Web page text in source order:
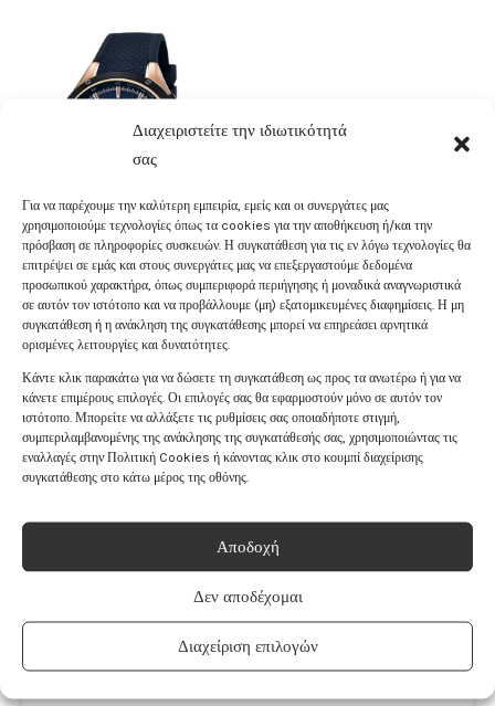
Διαχειριστείτε την ιδιωτικότητά
σας
Για να παρέχουμε την καλύτερη εμπειρία, εμείς και οι συνεργάτες μας
χρησιμοποιούμε τεχνολογίες όπως τα cookies για την αποθήκευση ή/και την
πρόσβαση σε πληροφορίες συσκευών. Η συγκατάθεση για τις εν λόγω τεχνολογίες θα
επιτρέψει σε εμάς και στους συνεργάτες μας να επεξεργαστούμε δεδομένα
προσωπικού χαρακτήρα, όπως συμπεριφορά περιήγησης ή μοναδικά αναγνωριστικά
σε αυτόν τον ιστότοπο και να προβάλλουμε (μη) εξατομικευμένες διαφημίσεις. Η μη
συγκατάθεση ή η ανάκληση της συγκατάθεσης μπορεί να επηρεάσει αρνητικά
ορισμένες λειτουργίες και δυνατότητες.
Κάντε κλικ παρακάτω για να δώσετε τη συγκατάθεση ως προς τα ανωτέρω ή για να
κάνετε επιμέρους επιλογές. Οι επιλογές σας θα εφαρμοστούν μόνο σε αυτόν τον
ιστότοπο. Μπορείτε να αλλάξετε τις ρυθμίσεις σας οποιαδήποτε στιγμή,
συμπεριλαμβανομένης της ανάκλησης της συγκατάθεσής σας, χρησιμοποιώντας τις
εναλλαγές στην Πολιτική Cookies ή κάνοντας κλικ στο κουμπί διαχείρισης
συγκατάθεσης στο κάτω μέρος της οθόνης.
Αποδοχή
Δεν αποδέχομαι
Διαχείριση επιλογών
ΧΡΟΝΟΓΡΆΦΟΣ
ΚΑΟΥΤΣΟΎΚ F16831/1
00
01
Άμεση Αποστολή
παρακολούθηση.